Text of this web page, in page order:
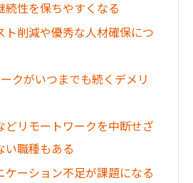
続性を保ちやすくなる
ト削減や優秀な人材確保につ
クがいつまでも続くデメリ
どリモートワークを中断せざ
い職種もある
ケーション不足が課題になる